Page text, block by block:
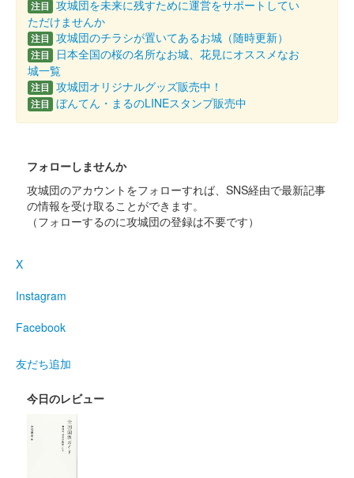
ト」で販売された御城印。地元の書道家、原葉香氏による揮毫。
勝瑞城 御城印
販売終了
勝瑞城 御城印 あいずみスマイリーマルシェ限定版
勝瑞城館跡で開催されたイベント「あいずみスマイリーマルシ
ェ」で販売された御城印。地元の書道家、原葉香氏による揮毫。
勝瑞城 御城印
阿波和紙を藍で染めてつくられた御城印。地元の書道家、原葉香
勝瑞城 御城印
注目 攻城団を未来に残すために運営をサポートしてい
ただけませんか
注目 攻城団のチラシが置いてあるお城（随時更新）
注目
日本全国の桜の名所なお城、花見にオススメなお
城一覧
注目 攻城団オリジナルグッズ販売中！
注目 ぼんてん・まるのLINEスタンプ販売中
フォローしませんか
攻城団のアカウントをフォローすれば、SNS経由で最新記事
の情報を受け取ることができます。
（フォローするのに攻城団の登録は不要です）
X
Instagram
Facebook
友だち追加
今日のレビュー